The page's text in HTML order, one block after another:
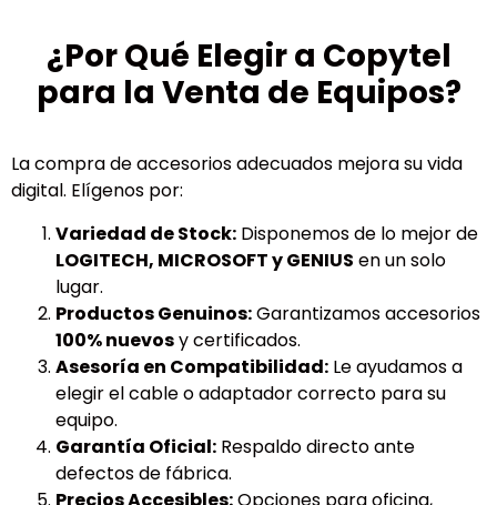
¿Por Qué Elegir a Copytel
para la Venta de Equipos?
La compra de accesorios adecuados mejora su vida
digital. Elígenos por:
Variedad de Stock: Disponemos de lo mejor de
LOGITECH, MICROSOFT y GENIUS en un solo
lugar.
Productos Genuinos:Garantizamos accesorios
100% nuevosy certificados.
Asesoría en Compatibilidad: Le ayudamos a
elegir el cable o adaptador correcto para su
equipo.
Garantía Oficial: Respaldo directo ante
defectos de fábrica.
Precios Accesibles:Opciones para oficina,